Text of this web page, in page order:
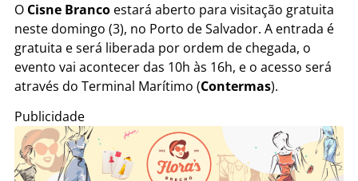
O Cisne Branco estará aberto para visitação gratuita
neste domingo (3), no Porto de Salvador. A entrada é
gratuita e será liberada por ordem de chegada, o
evento vai acontecer das 10h às 16h, e o acesso será
através do Terminal Marítimo (Contermas).
Publicidade